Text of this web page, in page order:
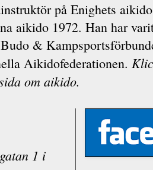
på Enighets
aikido 1972. Han har
&
Aikidofederationen.
om aikido.
1 i